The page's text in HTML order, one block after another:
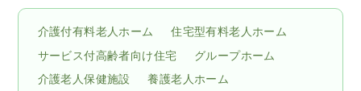
介護付有料老人ホーム
住宅型有料老人ホーム
サービス付高齢者向け住宅
グループホーム
介護老人保健施設
養護老人ホーム